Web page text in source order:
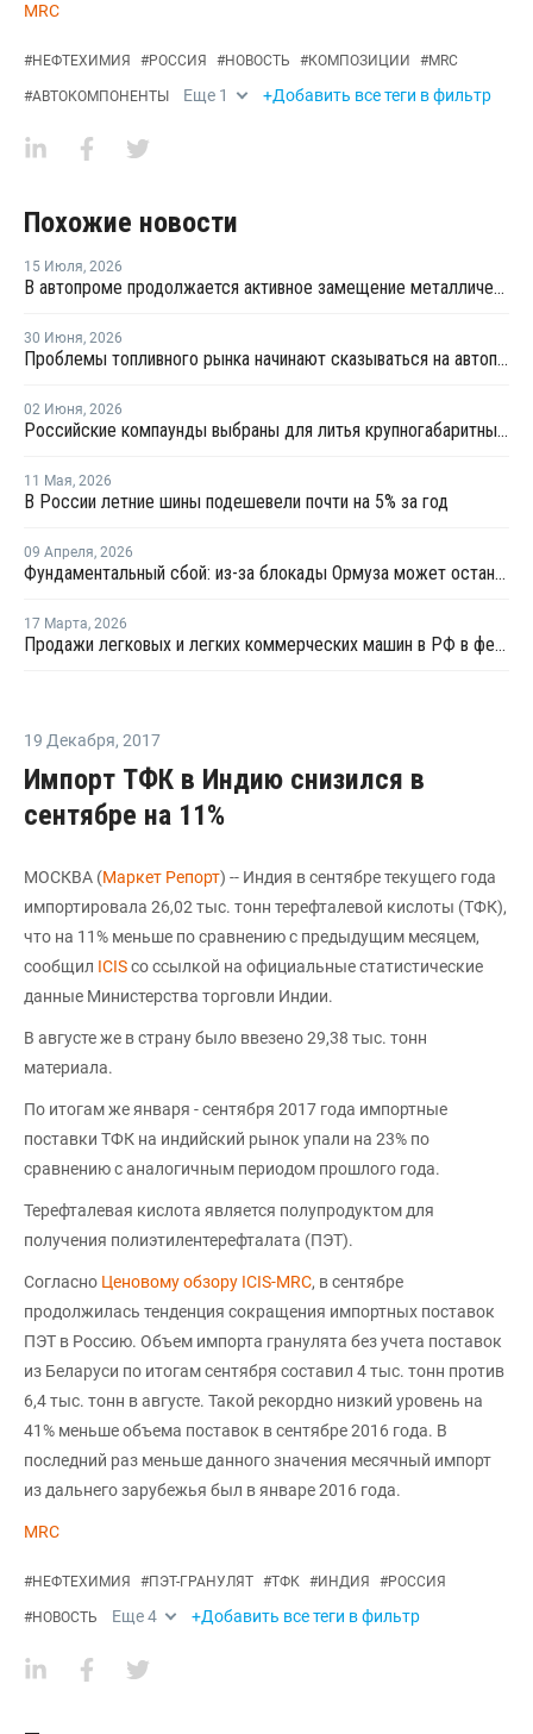
MRC
#НЕФТЕХИМИЯ #РОССИЯ #НОВОСТЬ #КОМПОЗИЦИИ #MRC
#АВТОКОМПОНЕНТЫ Еще 1 +Добавить все теги в фильтр
Похожие новости
15 Июля, 2026
В автопроме продолжается активное замещение металлических компонентов конструкционными полимерами
30 Июня, 2026
Проблемы топливного рынка начинают сказываться на автоперевозках
02 Июня, 2026
Российские компаунды выбраны для литья крупногабаритных автокомпонентов BELGEE
11 Мая, 2026
В России летние шины подешевели почти на 5% за год
09 Апреля, 2026
Фундаментальный сбой: из-за блокады Ормуза может остановиться производство автомобилей
17 Марта, 2026
Продажи легковых и легких коммерческих машин в РФ в феврале выросли на 1,2% год к году
19 Декабря, 2017
Импорт ТФК в Индию снизился в
сентябре на 11%
МОСКВА (Маркет Репорт) -- Индия в сентябре текущего года
импортировала 26,02 тыс. тонн терефталевой кислоты (ТФК),
что на 11% меньше по сравнению с предыдущим месяцем,
сообщил ICISсо ссылкой на официальные статистические
данные Министерства торговли Индии.
В августе же в страну было ввезено 29,38 тыс. тонн
материала.
По итогам же января - сентября 2017 года импортные
поставки ТФК на индийский рынок упали на 23% по
сравнению с аналогичным периодом прошлого года.
Терефталевая кислота является полупродуктом для
получения полиэтилентерефталата (ПЭТ).
Согласно Ценовому обзору ICIS-MRC, в сентябре
продолжилась тенденция сокращения импортных поставок
ПЭТ в Россию. Объем импорта гранулята без учета поставок
из Беларуси по итогам сентября составил 4 тыс. тонн против
6,4 тыс. тонн в августе. Такой рекордно низкий уровень на
41% меньше объема поставок в сентябре 2016 года. В
последний раз меньше данного значения месячный импорт
из дальнего зарубежья был в январе 2016 года.
MRC
#НЕФТЕХИМИЯ #ПЭТ-ГРАНУЛЯТ #ТФК #ИНДИЯ #РОССИЯ
#НОВОСТЬ Еще4 +Добавить все теги в фильтр